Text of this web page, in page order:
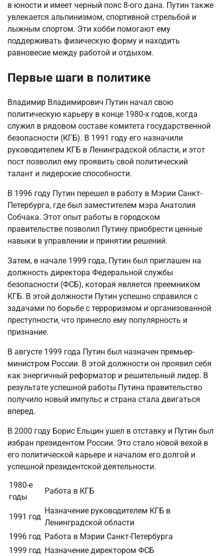
в юности и имеет черный пояс 8-ого дана. Путин также
увлекается альпинизмом, спортивной стрельбой и
лыжным спортом. Эти хобби помогают ему
поддерживать физическую форму и находить
равновесие между работой и отдыхом.
Первые шаги в политике
Владимир Владимирович Путин начал свою
политическую карьеру в конце 1980-х годов, когда
служил в рядовом составе комитета государственной
безопасности (КГБ). В 1991 году его назначили
руководителем КГБ в Ленинградской области, и этот
пост позволил ему проявить свой политический
талант и лидерские способности.
В 1996 году Путин перешел в работу в Мэрии Санкт-
Петербурга, где был заместителем мэра Анатолия
Собчака. Этот опыт работы в городском
правительстве позволил Путину приобрести ценные
навыки в управлении и принятии решений.
Затем, в начале 1999 года, Путин был приглашен на
должность директора Федеральной службы
безопасности (ФСБ), которая является преемником
КГБ. В этой должности Путин успешно справился с
задачами по борьбе с терроризмом и организованной
преступности, что принесло ему популярность и
признание.
В августе 1999 года Путин был назначен премьер-
министром России. В этой должности он проявил себя
как энергичный реформатор и решительный лидер. В
результате успешной работы Путина правительство
получило новый импульс и страна стала двигаться
вперед.
В 2000 году Борис Ельцин ушел в отставку и Путин был
избран президентом России. Это стало новой вехой в
его политической карьере и началом его долгой и
успешной президентской деятельности.
1980-е
годы
Работа в КГБ
1991 год
Назначение руководителем КГБ в
Ленинградской области
1996 год Работа в Мэрии Санкт-Петербурга
1999 год Назначение директором ФСБ